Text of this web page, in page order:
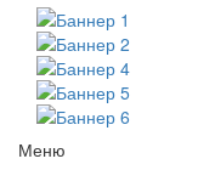
Меню